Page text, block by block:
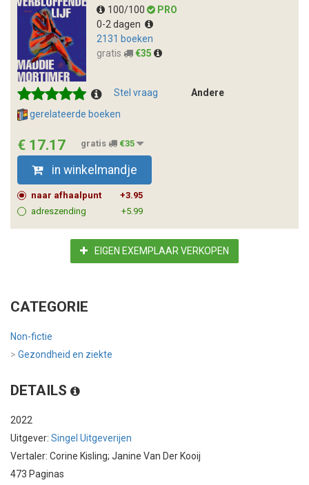
100/100
PRO
0-2 dagen
2131 boeken
gratis
€35
Stel vraag
Andere
gerelateerde boeken
€ 17.17 gratis €35
in winkelmandje
naar afhaalpunt
+3.95
adreszending
+5.99
EIGEN EXEMPLAAR VERKOPEN
CATEGORIE
Non-fictie
> Gezondheid en ziekte
DETAILS
2022
Uitgever: Singel Uitgeverijen
Vertaler: Corine Kisling; Janine Van Der Kooij
473 Paginas